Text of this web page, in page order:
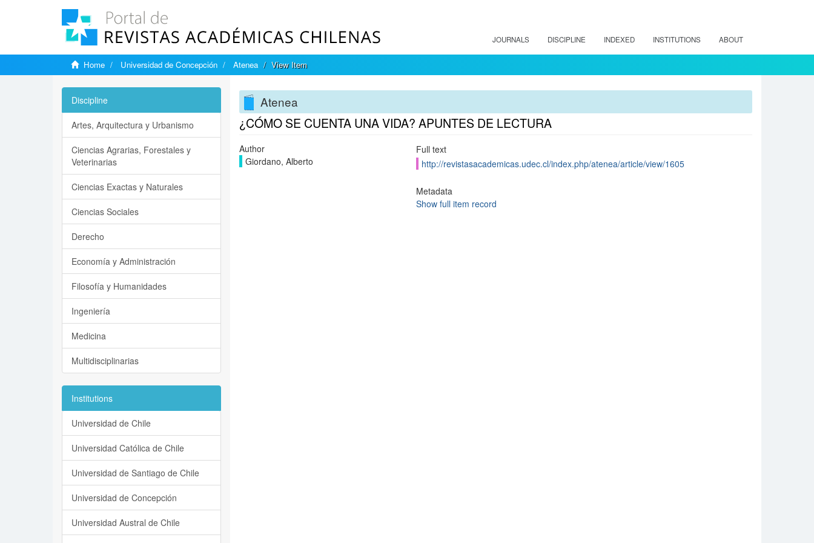
JOURNALS DISCIPLINE INDEXED INSTITUTIONS ABOUT
Home Universidad de Concepción Atenea View Item
Atenea
¿CÓMO SE CUENTA UNA VIDA? APUNTES DE LECTURA
Author
Giordano, Alberto
Full text
http://revistasacademicas.udec.cl/index.php/atenea/article/view/1605
Metadata
Show full item record
Discipline
Artes, Arquitectura y Urbanismo
Ciencias Agrarias, Forestales y
Veterinarias
Ciencias Exactas y Naturales
Ciencias Sociales
Derecho
Economía y Administración
Filosofía y Humanidades
Ingeniería
Medicina
Multidisciplinarias
Institutions
Universidad de Chile
Universidad Católica de Chile
Universidad de Santiago de Chile
Universidad de Concepción
Universidad Austral de Chile